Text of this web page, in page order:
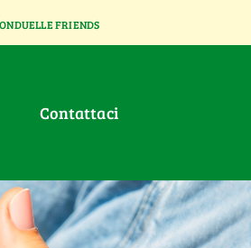
FRIENDS
contattaci